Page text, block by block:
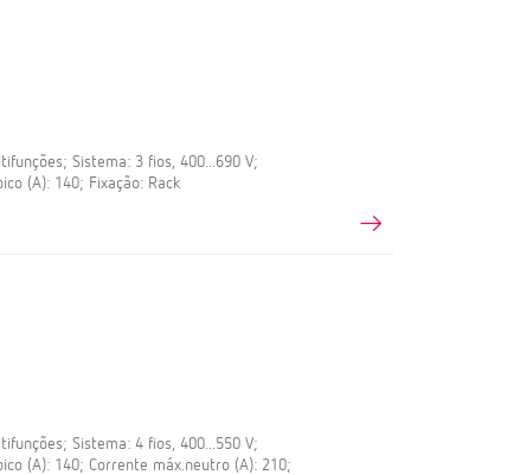
Sistema: 3 fios, 400...690 V;
(A): 140; Fixação: Rack
Sistema: 4 fios, 400...550 V;
(A): 140; Corrente máx.neutro (A): 210;